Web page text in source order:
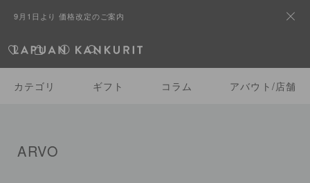
9月1日より 価格改定のご案内
カテゴリ ギフト コラム アバウト/店舗
ARVO